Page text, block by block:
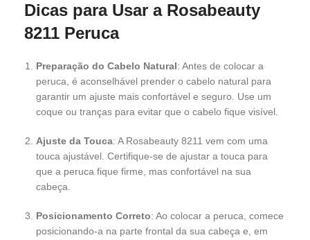
Dicas para Usar a Rosabeauty
8211 Peruca
Preparação do Cabelo Natural: Antes de colocar a
peruca, é aconselhável prender o cabelo natural para
garantir um ajuste mais confortável e seguro. Use um
coque ou tranças para evitar que o cabelo fique visível.
Ajuste da Touca: A Rosabeauty 8211 vem com uma
touca ajustável. Certifique-se de ajustar a touca para
que a peruca fique firme, mas confortável na sua
cabeça.
Posicionamento Correto: Ao colocar a peruca, comece
posicionando-a na parte frontal da sua cabeça e, em